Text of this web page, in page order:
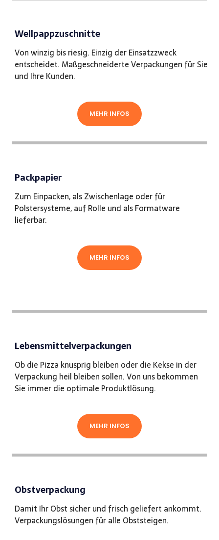
Wellpappzuschnitte
Von winzig bis riesig. Einzig der Einsatzzweck
entscheidet. Maßgeschneiderte Verpackungen für Sie
und Ihre Kunden.
MEHR INFOS
Packpapier
Zum Einpacken, als Zwischenlage oder für
Polstersysteme, auf Rolle und als Formatware
lieferbar.
MEHR INFOS
Lebensmittelverpackungen
Ob die Pizza knusprig bleiben oder die Kekse in der
Verpackung heil bleiben sollen. Von uns bekommen
Sie immer die optimale Produktlösung.
MEHR INFOS
Obstverpackung
Damit Ihr Obst sicher und frisch geliefert ankommt.
Verpackungslösungen für alle Obststeigen.